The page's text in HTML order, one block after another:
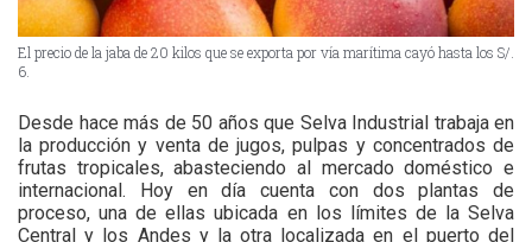
El precio de la jaba de 20 kilos que se exporta por vía marítima cayó hasta los S/.
6.
Desde hace más de 50 años que Selva Industrial trabaja en
la producción y venta de jugos, pulpas y concentrados de
frutas tropicales, abasteciendo al mercado doméstico e
internacional. Hoy en día cuenta con dos plantas de
proceso, una de ellas ubicada en los límites de la Selva
Central y los Andes y la otra localizada en el puerto del